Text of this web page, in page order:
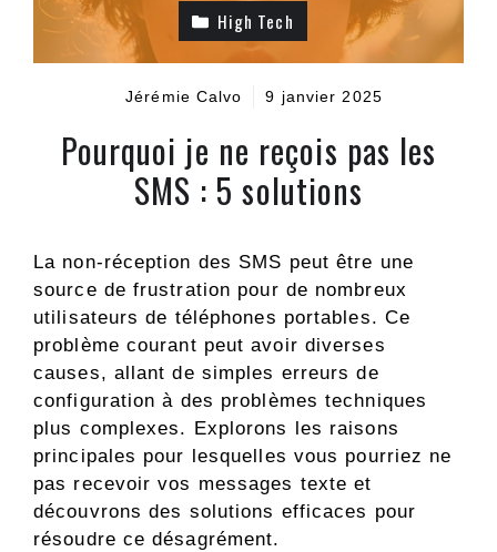
High Tech
Jérémie Calvo 9 janvier 2025
Pourquoi je ne reçois pas les
SMS : 5 solutions
La non-réception des SMS peut être une
source de frustration pour de nombreux
utilisateurs de téléphones portables. Ce
problème courant peut avoir diverses
causes, allant de simples erreurs de
configuration à des problèmes techniques
plus complexes. Explorons les raisons
principales pour lesquelles vous pourriez ne
pas recevoir vos messages texte et
découvrons des solutions efficaces pour
résoudre ce désagrément.